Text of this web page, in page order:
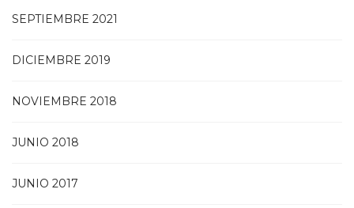
SEPTIEMBRE 2021
DICIEMBRE 2019
NOVIEMBRE 2018
JUNIO 2018
JUNIO 2017